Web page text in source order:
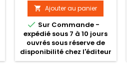
 Ajouter au panier
 Sur Commande -
expédié sous 7 à 10 jours
ouvrés sous réserve de
disponibilité chez l'éditeur